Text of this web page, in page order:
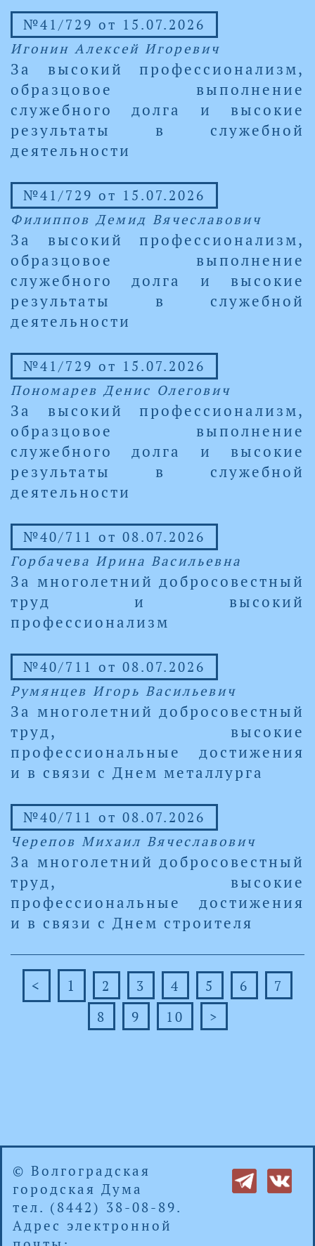
№41/729 от 15.07.2026
Игонин Алексей Игоревич
За высокий профессионализм,
образцовое выполнение
служебного долга и высокие
результаты в служебной
деятельности
№41/729 от 15.07.2026
Филиппов Демид Вячеславович
За высокий профессионализм,
образцовое выполнение
служебного долга и высокие
результаты в служебной
деятельности
№41/729 от 15.07.2026
Пономарев Денис Олегович
За высокий профессионализм,
образцовое выполнение
служебного долга и высокие
результаты в служебной
деятельности
№40/711 от 08.07.2026
Горбачева Ирина Васильевна
За многолетний добросовестный
труд и высокий
профессионализм
№40/711 от 08.07.2026
Румянцев Игорь Васильевич
За многолетний добросовестный
труд, высокие
профессиональные достижения
и в связи с Днем металлурга
№40/711 от 08.07.2026
Черепов Михаил Вячеславович
За многолетний добросовестный
труд, высокие
профессиональные достижения
и в связи с Днем строителя
< 1 2 3 4 5 6
7
8
9 10 >
© Волгоградская
городская Дума
тел. (8442) 38-08-89.
Адрес электронной